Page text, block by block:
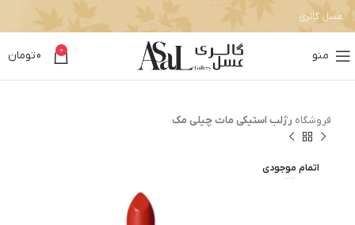
عسل گالری
منو 0
0تومان
فروشگاه رژلب استیکی مات چیلی مک
اتمام موجودی